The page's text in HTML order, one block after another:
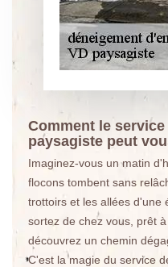
Comment le
paysagiste peut
Imaginez-vous un matin
flocons tombent sans
trottoirs et les allées d'une
sortez de chez vous, prêt
découvrez un chemin
C'est la magie du service